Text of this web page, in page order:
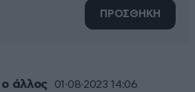
ΠΡΟΣΘΗΚΗ
ο άλλος 01·08·2023 14:06